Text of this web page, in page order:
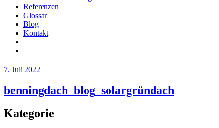
Referenzen
Glossar
Blog
Kontakt
7. Juli 2022 |
benningdach_blog_solargründach
Kategorie